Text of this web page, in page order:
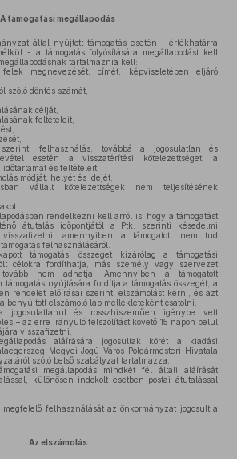
A támogatási megállapodás
által nyújtott támogatás esetén – értékhatárra
- a támogatás folyósítására megállapodást kell
tartalmaznia kell:
megnevezését, címét, képviseletében eljáró
szóló döntés számát,
célját,
feltételeit,
felhasználás, továbbá a jogosulatlan és
esetén a visszatérítési kötelezettséget, a
és feltételeit,
módját, helyét és idejét,
vállalt kötelezettségek nem teljesítésének
rendelkezni kell arról is, hogy a támogatást
átutalás időpontjától a Ptk. szerinti késedelmi
amennyiben a támogatott nem tud
felhasználásáról.
támogatási összeget kizárólag a támogatási
célokra fordíthatja, más személy vagy szervezet
tovább nem adhatja. Amennyiben a támogatott
nyújtására fordítja a támogatás összegét, a
rendelet előírásai szerinti elszámolást kérni, és azt
benyújtott elszámoló lap mellékleteként csatolni.
jogosulatlanul és rosszhiszeműen igénybe vett
– az erre irányuló felszólítást követő 15 napon belül
visszafizetni.
aláírására jogosultak körét a kiadási
Megyei Jogú Város Polgármesteri Hivatala
szóló belső szabályzat tartalmazza.
megállapodás mindkét fél általi aláírását
különösen indokolt esetben postai átutalással
megfelelő felhasználását az önkormányzat jogosult a
Az elszámolás